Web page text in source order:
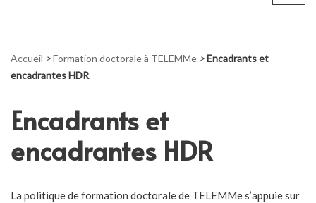
Accueil >Formation doctorale à TELEMMe >Encadrants et
encadrantes HDR
Encadrants et
encadrantes HDR
La politique de formation doctorale de TELEMMe s’appuie sur